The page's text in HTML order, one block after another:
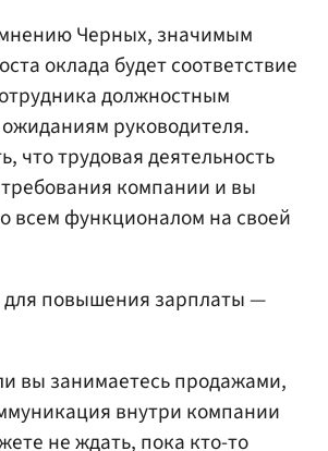
Черных, значимым
оклада будет соответствие
должностным
руководителя.
что трудовая деятельность
компании и вы
всем функционалом на своей
для повышения зарплаты —
вы занимаетесь продажами,
внутри компании
не ждать, пока кто-то